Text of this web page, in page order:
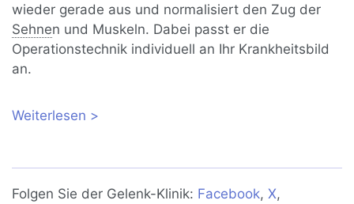
wieder gerade aus und normalisiert den Zug der
Sehnen und Muskeln. Dabei passt er die
Operationstechnik individuell an Ihr Krankheitsbild
an.
Weiterlesen über Hallux valgus: Konservativ
Folgen Sie der Gelenk-Klinik: Facebook,X,